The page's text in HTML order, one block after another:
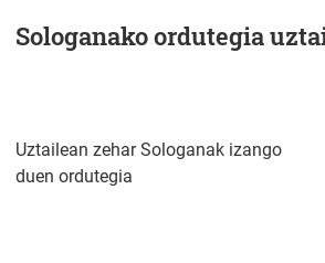
Sologanako ordutegia
Uztailean zehar Sologanak izango
duen ordutegia